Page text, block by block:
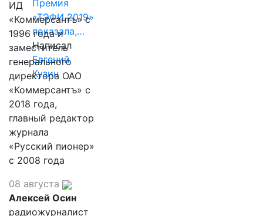
Премия
«ТЭФИ 2019»
показала,…
Написал
Евгений
Кузин
ИД
«Коммерсантъ» с
1996 года и
заместитель
генерального
директора ОАО
«Коммерсантъ» с
2018 года,
главный редактор
журнала
«Русский пионер»
с 2008 года
08 августа
Алексей Осин
радиожурналист